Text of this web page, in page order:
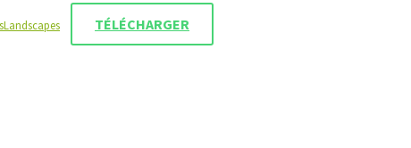
TÉLÉCHARGER